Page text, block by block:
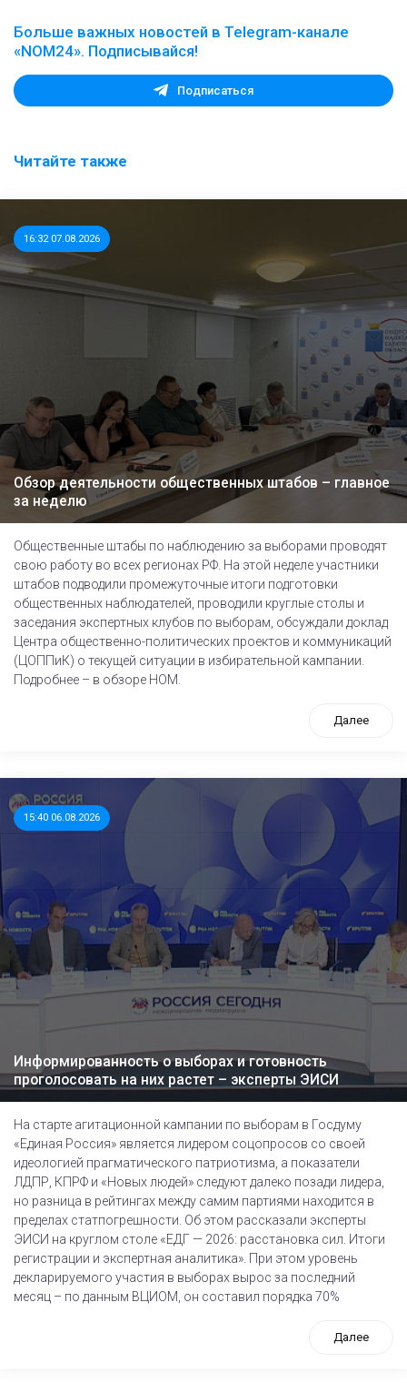
Больше важных новостей в Telegram-канале
«NOM24». Подписывайся!
Подписаться
Читайте также
16:32 07.08.2026
Обзор деятельности общественных штабов – главное
за неделю
Общественные штабы по наблюдению за выборами проводят
свою работу во всех регионах РФ. На этой неделе участники
штабов подводили промежуточные итоги подготовки
общественных наблюдателей, проводили круглые столы и
заседания экспертных клубов по выборам, обсуждали доклад
Центра общественно-политических проектов и коммуникаций
(ЦОППиК) о текущей ситуации в избирательной кампании.
Подробнее – в обзоре НОМ.
Далее
15:40 06.08.2026
Информированность о выборах и готовность
проголосовать на них растет – эксперты ЭИСИ
На старте агитационной кампании по выборам в Госдуму
«Единая Россия» является лидером соцопросов со своей
идеологией прагматического патриотизма, а показатели
ЛДПР, КПРФ и «Новых людей» следуют далеко позади лидера,
но разница в рейтингах между самим партиями находится в
пределах статпогрешности. Об этом рассказали эксперты
ЭИСИ на круглом столе «ЕДГ — 2026: расстановка сил. Итоги
регистрации и экспертная аналитика». При этом уровень
декларируемого участия в выборах вырос за последний
месяц – по данным ВЦИОМ, он составил порядка 70%
Далее